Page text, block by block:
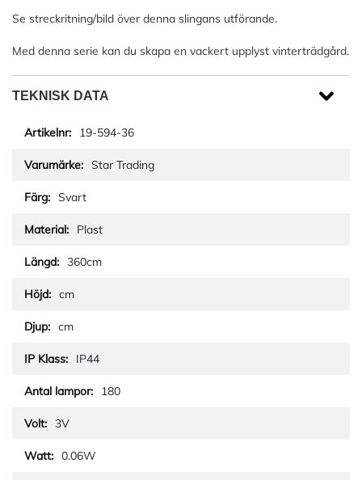
Se streckritning/bild över denna slingans utförande.
Med denna serie kan du skapa en vackert upplyst vinterträdgård.
TEKNISK DATA
19-594-36
Star Trading
Svart
Plast
360cm
cm
cm
IP44
180
3V
0.06W